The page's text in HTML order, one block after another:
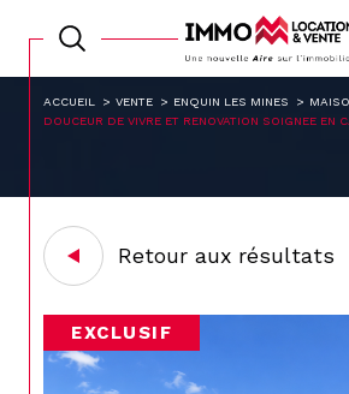
ACCUEIL VENTE ENQUIN LES MINES
DOUCEUR DE VIVRE ET RENOVATION SOIGNEE EN
Retour aux résultats
EXCLUSIF